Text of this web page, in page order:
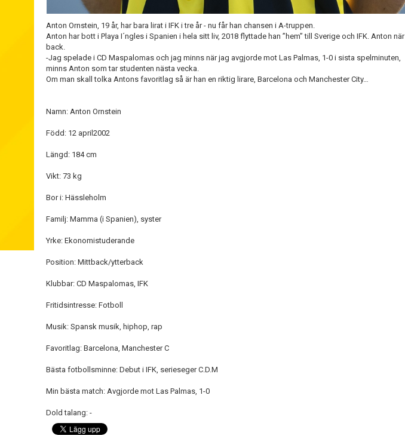
Anton Ornstein, 19 år, har bara lirat i IFK i tre år - nu får han chansen i A-truppen.
Anton har bott i Playa I´ngles i Spanien i hela sitt liv, 2018 flyttade han ”hem” till Sverige och IFK. Anton när
back.
-Jag spelade i CD Maspalomas och jag minns när jag avgjorde mot Las Palmas, 1-0 i sista spelminuten,
minns Anton som tar studenten nästa vecka.
Om man skall tolka Antons favoritlag så är han en riktig lirare, Barcelona och Manchester City…
Namn: Anton Ornstein
Född: 12 april2002
Längd: 184 cm
Vikt: 73 kg
Bor i: Hässleholm
Familj: Mamma (i Spanien), syster
Yrke: Ekonomistuderande
Position: Mittback/ytterback
Klubbar: CD Maspalomas, IFK
Fritidsintresse: Fotboll
Musik: Spansk musik, hiphop, rap
Favoritlag: Barcelona, Manchester C
Bästa fotbollsminne: Debut i IFK, serieseger C.D.M
Min bästa match: Avgjorde mot Las Palmas, 1-0
Dold talang: -